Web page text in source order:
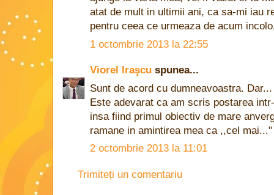
atat de mult in ultimii ani, ca sa-mi iau
pentru ceea ce urmeaza de acum
1 octombrie 2013 la 22:55
Viorel Iraşcu spunea...
Sunt de acord cu dumneavoastra. Dar...
Este adevarat ca am scris postarea
insa fiind primul obiectiv de mare
ramane in amintirea mea ca ,,cel mai..."
2 octombrie 2013 la 11:01
Trimiteți un comentariu